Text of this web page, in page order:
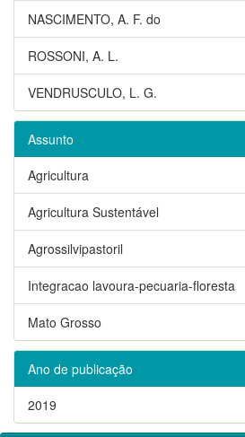
NASCIMENTO, A. F. do
ROSSONI, A. L.
VENDRUSCULO, L. G.
Assunto
Agricultura
Agricultura Sustentável
Agrossilvipastoril
Integracao lavoura-pecuaria-floresta
Mato Grosso
Ano de publicação
2019